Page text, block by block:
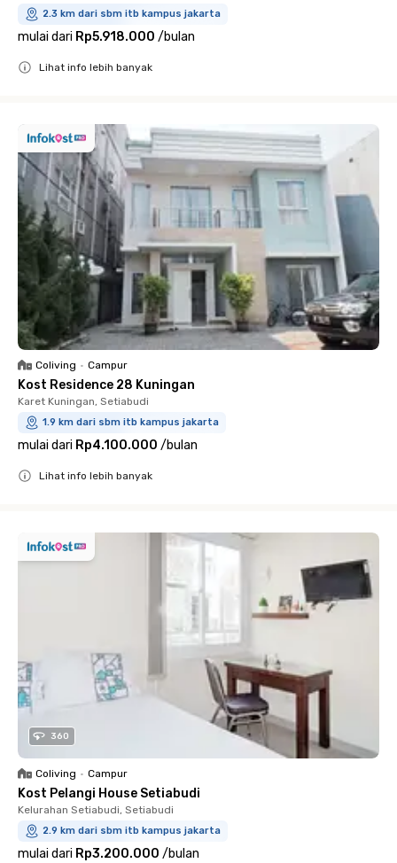
2.3 km dari sbm itb kampus jakarta
mulai dari Rp5.918.000 /bulan
Lihat info lebih banyak
Coliving • Campur
Kost Residence 28 Kuningan
Karet Kuningan, Setiabudi
1.9 km dari sbm itb kampus jakarta
mulai dari Rp4.100.000 /bulan
Lihat info lebih banyak
360
Coliving • Campur
Kost Pelangi House Setiabudi
Kelurahan Setiabudi, Setiabudi
2.9 km dari sbm itb kampus jakarta
mulai dari Rp3.200.000 /bulan